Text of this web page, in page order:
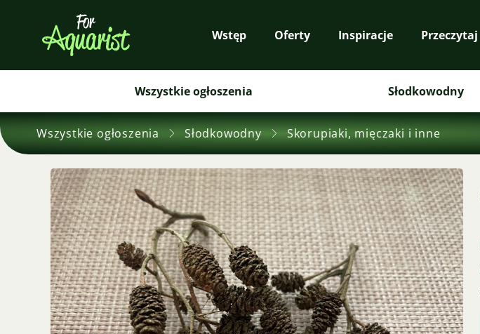
Wstęp Oferty Inspiracje Przeczytaj
Wszystkie ogłoszenia Słodkowodny
Wszystkie ogłoszenia Słodkowodny Skorupiaki, mięczaki i inne